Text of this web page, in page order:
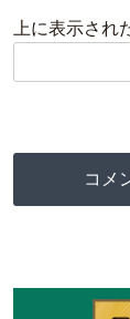
上に表示され